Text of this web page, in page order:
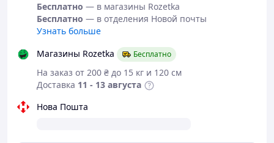
Бесплатно — в магазины Rozetka
Бесплатно — в отделения Новой почты
Узнать больше
Магазины Rozetka
Бесплатно
На заказ от 200 ₴ до 15 кг и 120 см
Доставка 11 - 13 августа
Нова Пошта